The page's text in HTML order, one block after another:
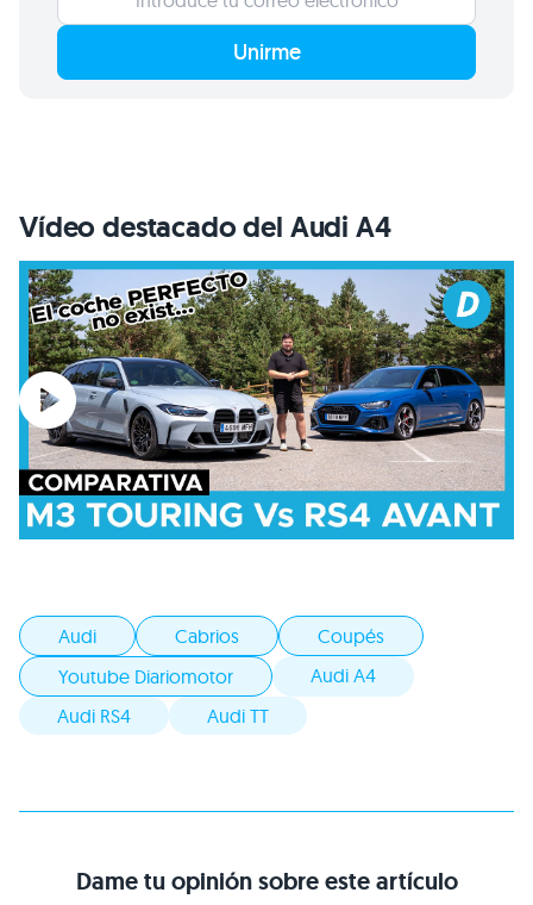
Unirme
Vídeo destacado del Audi A4
Audi Cabrios
Coupés
Youtube Diariomotor
Audi A4
Audi RS4
Audi TT
Dame tu opinión sobre este artículo